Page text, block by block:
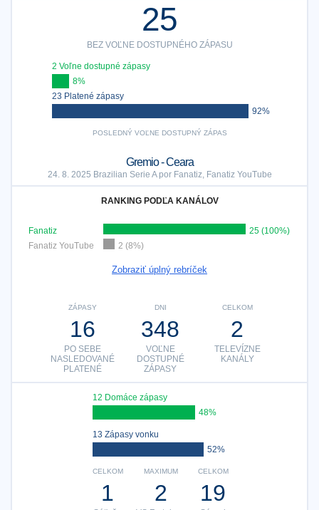
25
BEZ VOĽNE DOSTUPNÉHO ZÁPASU
2 Voľne dostupné zápasy
8%
23 Platené zápasy
92%
POSLEDNÝ VOĽNE DOSTUPNÝ ZÁPAS
Gremio - Ceara
24. 8. 2025 Brazilian Serie A por Fanatiz, Fanatiz YouTube
RANKING PODĽA KANÁLOV
Fanatiz
25 (100%)
Fanatiz YouTube
2 (8%)
Zobraziť úplný rebríček
CELKOM
2
TELEVÍZNE
KANÁLY
DNI
348
VOĽNE
DOSTUPNÉ
ZÁPASY
ZÁPASY
16
PO SEBE
NASLEDOVANÉ
PLATENÉ
12 Domáce zápasy
48%
13 Zápasy vonku
52%
CELKOM
19
MAXIMUM
2
CELKOM
1